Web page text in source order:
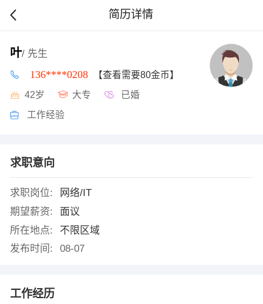
简历详情
叶/ 先生
136****0208 【查看需要80金币】
42岁 大专 已婚
工作经验
求职意向
求职岗位:
网络/IT
期望薪资:
面议
所在地点:
不限区域
发布时间:
08-07
工作经历